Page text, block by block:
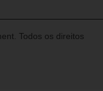
Todos os direitos